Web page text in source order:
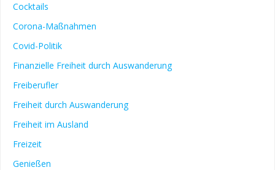
Cocktails
Corona-Maßnahmen
Covid-Politik
Finanzielle Freiheit durch Auswanderung
Freiberufler
Freiheit durch Auswanderung
Freiheit im Ausland
Freizeit
Genießen